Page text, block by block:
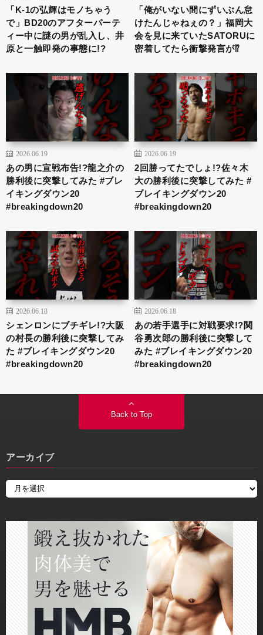
「K-1の弘輝はモノちゃう
で」BD20のアフターパーテ
ィー中に謎の男が乱入し、井
原と一触即発の事態に!?
「俺がいない間にずいぶん怠
けたんじゃねぇの？」福岡大
会を見に来ていたSATORUに
密着してたら衝撃発言が⁉︎
2026.06.19
あの男に宣戦布告!?龍之介の
勝利後に突撃してみた #ブレ
イキングダウン20
#breakingdown20
2026.06.19
2回勝ってたでしょ!?佐々木
大の勝利後に突撃してみた #
ブレイキングダウン20
#breakingdown20
2026.06.18
シェンロンにブチギレ!?大阪
の村長の勝利後に突撃してみ
た #ブレイキングダウン20
#breakingdown20
2026.06.18
あの若手選手に対戦要求!?関
谷勇次郎の勝利後に突撃して
みた #ブレイキングダウン20
#breakingdown20
Back to Top
アーカイブ